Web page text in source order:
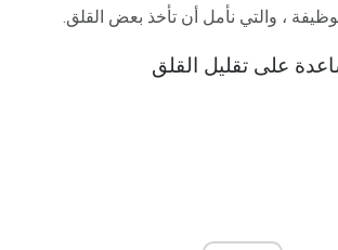
، والتي نأمل أن تأخذ بعض القلق.
على تقليل القلق